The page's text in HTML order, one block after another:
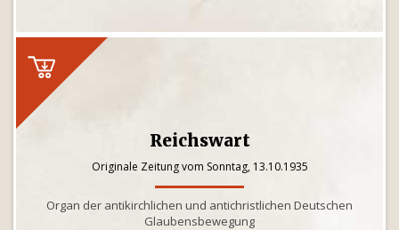
Reichswart
Originale Zeitung vom Sonntag, 13.10.1935
Organ der antikirchlichen und antichristlichen Deutschen
Glaubensbewegung